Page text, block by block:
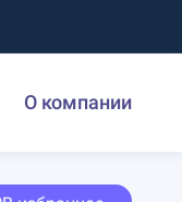
О компании